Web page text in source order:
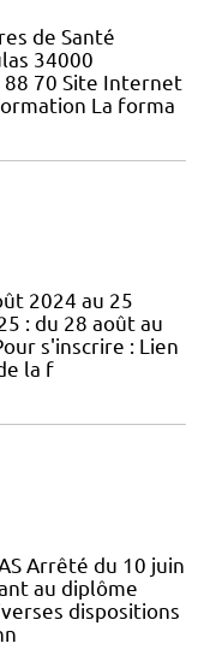
de Santé
34000
70 Site Internet
La forma
2024 au 25
: du 28 août au
s'inscrire : Lien
la f
Arrêté du 10 juin
au diplôme
dispositions